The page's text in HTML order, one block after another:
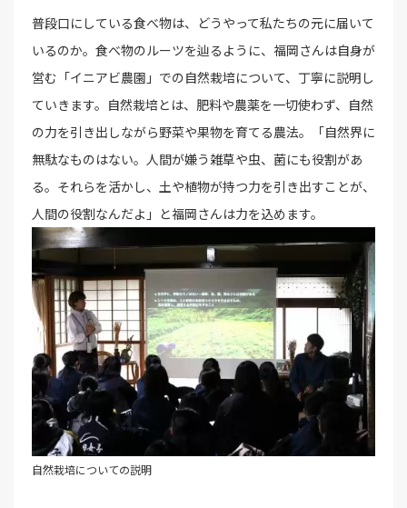
自然栽培についての説明
普段口にしている食べ物は、どうやって私たちの元に届いて
いるのか。食べ物のルーツを辿るように、福岡さんは自身が
営む「イニアビ農園」での自然栽培について、丁寧に説明し
ていきます。自然栽培とは、肥料や農薬を一切使わず、自然
の力を引き出しながら野菜や果物を育てる農法。「自然界に
無駄なものはない。人間が嫌う雑草や虫、菌にも役割があ
る。それらを活かし、土や植物が持つ力を引き出すことが、
人間の役割なんだよ」と福岡さんは力を込めます。